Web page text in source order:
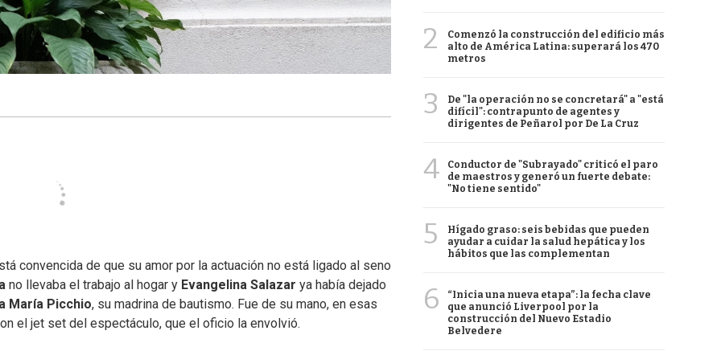
convencida de que su amor por la actuación no está ligado al seno
no llevaba el trabajo al hogar y Evangelina Salazar ya había dejado
María Picchio, su madrina de bautismo. Fue de su mano, en esas
el jet set del espectáculo, que el oficio la envolvió.
2
Comenzó la construcción del edificio más
alto de América Latina: superará los 470
metros
3
De "la operación no se concretará" a "está
difícil": contrapunto de agentes y
dirigentes de Peñarol por De La Cruz
4
Conductor de "Subrayado" criticó el paro
de maestros y generó un fuerte debate:
"No tiene sentido"
5
Hígado graso: seis bebidas que pueden
ayudar a cuidar la salud hepática y los
hábitos que las complementan
6
“Inicia una nueva etapa”: la fecha clave
que anunció Liverpool por la
construcción del Nuevo Estadio
Belvedere